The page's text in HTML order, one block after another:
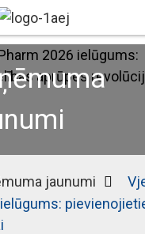
jaunumi